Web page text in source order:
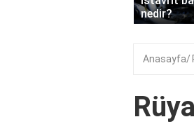
nedir?
Anasayfa